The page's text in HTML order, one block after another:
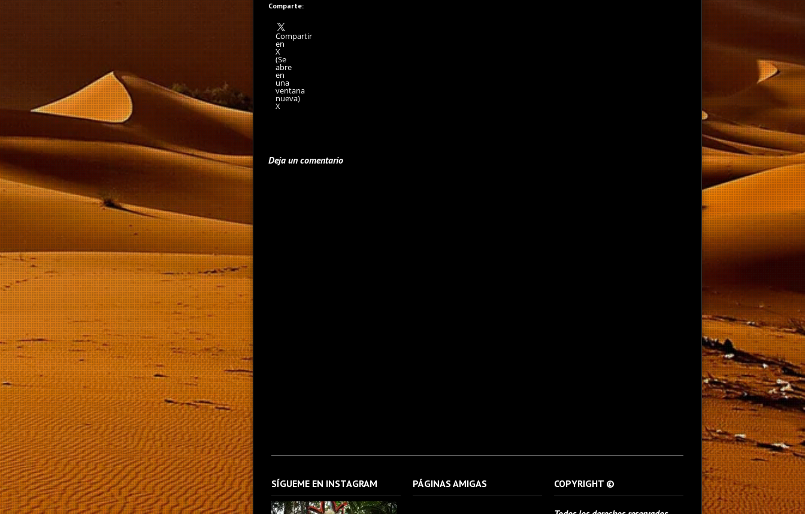
Comparte:
Compartir
en
X
(Se
abre
en
una
ventana
nueva)
X
Deja un comentario
SÍGUEME EN INSTAGRAM PÁGINAS AMIGAS COPYRIGHT ©